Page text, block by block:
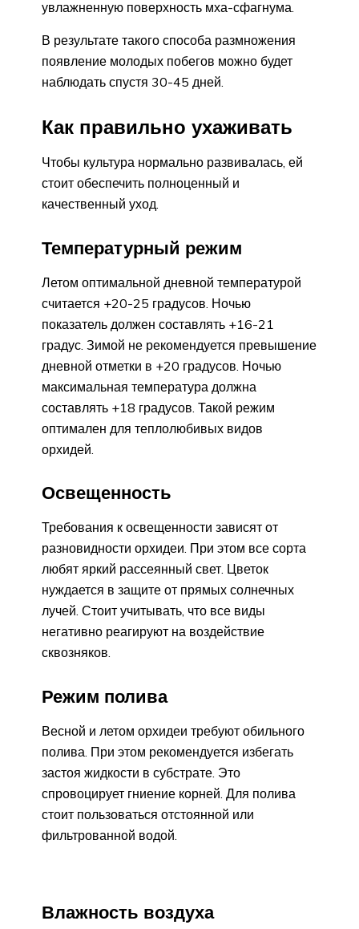
увлажненную поверхность мха-сфагнума.
В результате такого способа размножения
появление молодых побегов можно будет
наблюдать спустя 30-45 дней.
Как правильно ухаживать
Чтобы культура нормально развивалась, ей
стоит обеспечить полноценный и
качественный уход.
Температурный режим
Летом оптимальной дневной температурой
считается +20-25 градусов. Ночью
показатель должен составлять +16-21
градус. Зимой не рекомендуется превышение
дневной отметки в +20 градусов. Ночью
максимальная температура должна
составлять +18 градусов. Такой режим
оптимален для теплолюбивых видов
орхидей.
Освещенность
Требования к освещенности зависят от
разновидности орхидеи. При этом все сорта
любят яркий рассеянный свет. Цветок
нуждается в защите от прямых солнечных
лучей. Стоит учитывать, что все виды
негативно реагируют на воздействие
сквозняков.
Режим полива
Весной и летом орхидеи требуют обильного
полива. При этом рекомендуется избегать
застоя жидкости в субстрате. Это
спровоцирует гниение корней. Для полива
стоит пользоваться отстоянной или
фильтрованной водой.
Влажность воздуха